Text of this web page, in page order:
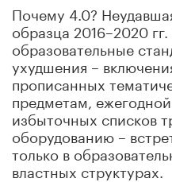
Почему 4.0?
образца 2016–2020
образовательные
ухудшения –
прописанных
предметам,
избыточных списков
оборудованию –
только в
властных структурах.